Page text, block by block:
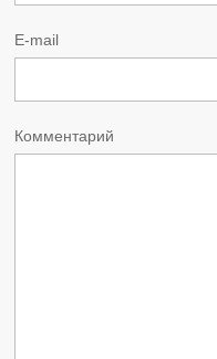
E-mail
Комментарий